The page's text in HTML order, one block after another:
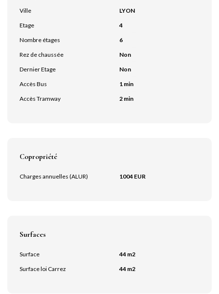
Ville
LYON
Etage
4
Nombre étages
6
Rez de chaussée
Non
Dernier Etage
Non
Accès Bus
1 min
Accès Tramway
2 min
Copropriété
Charges annuelles (ALUR) 1004 EUR
Surfaces
Surface
44 m2
Surface loi Carrez
44 m2